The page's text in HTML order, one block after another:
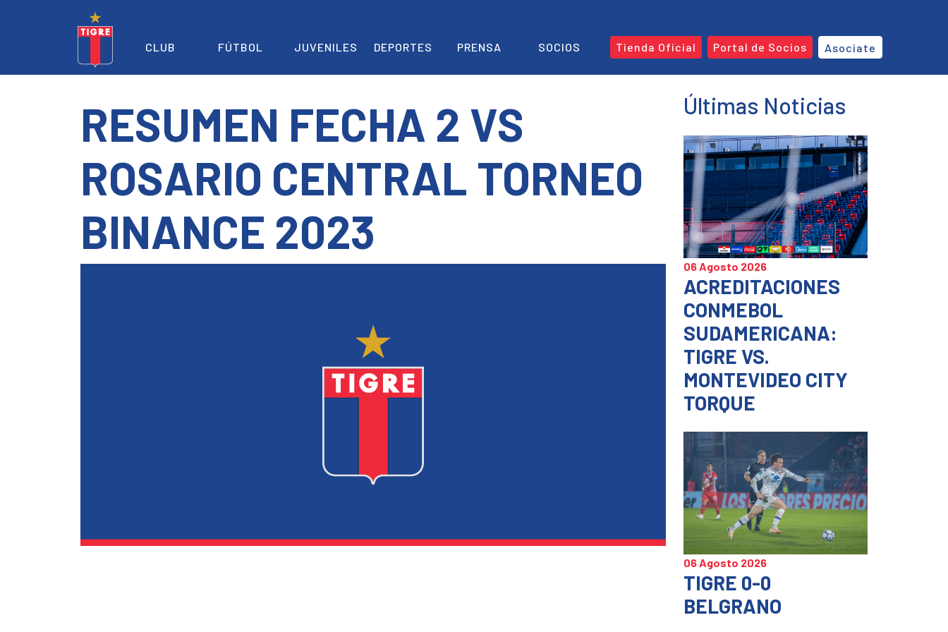
CLUB FÚTBOL JUVENILES DEPORTES PRENSA SOCIOS Tienda Oficial Portal de Socios Asociate
RESUMEN FECHA 2 VS
ROSARIO CENTRAL TORNEO
BINANCE 2023
Últimas Noticias
06 Agosto 2026
ACREDITACIONES
CONMEBOL
SUDAMERICANA:
TIGRE VS.
MONTEVIDEO CITY
TORQUE
06 Agosto 2026
TIGRE 0-0
BELGRANO